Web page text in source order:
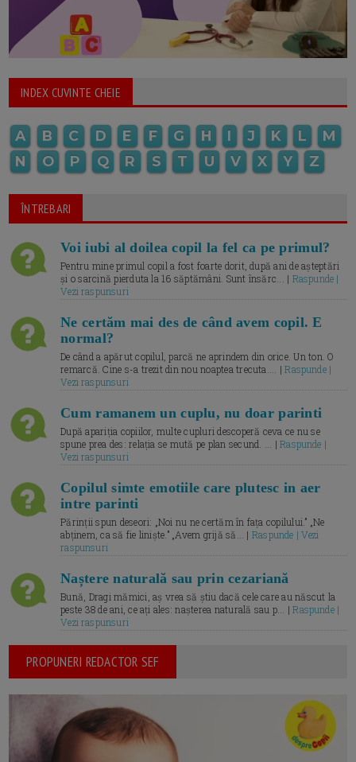
INDEX CUVINTE CHEIE
A B C D E F G H I J K L
M
N
O P Q R S T U V X Y Z
ÎNTREBARI
Voi iubi al doilea copil la fel ca pe primul?
Pentru mine primul copil a fost foarte dorit, după ani de așteptări
și o sarcină pierduta la 16 săptămâni. Sunt însărc... | Raspunde |
Vezi raspunsuri
Ne certăm mai des de când avem copil. E
normal?
De când a apărut copilul, parcă ne aprindem din orice. Un ton. O
remarcă. Cine s-a trezit din nou noaptea trecuta.... |Raspunde |
Vezi raspunsuri
Cum ramanem un cuplu, nu doar parinti
După apariția copiilor, multe cupluri descoperă ceva ce nu se
spune prea des: relația se mută pe plan secund. ... |Raspunde |
Vezi raspunsuri
Copilul simte emotiile care plutesc in aer
intre parinti
Părinții spun deseori: „Noi nu ne certăm în fața copilului.” „Ne
abținem, ca să fie liniște.” „Avem grijă să... | Raspunde | Vezi
raspunsuri
Naștere naturală sau prin cezariană
Bună, Dragi mămici, aș vrea să știu dacă cele care au născut la
peste 38 de ani, ce ați ales: nașterea naturală sau p... |Raspunde |
Vezi raspunsuri
PROPUNERI REDACTOR SEF